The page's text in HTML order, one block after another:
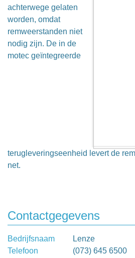
achterwege gelaten
worden, omdat
remweerstanden niet
nodig zijn. De in de
motec geïntegreerde
terugleveringseenheid levert de
net.
Contactgegevens
Bedrijfsnaam
Lenze
Telefoon
(073) 645 6500